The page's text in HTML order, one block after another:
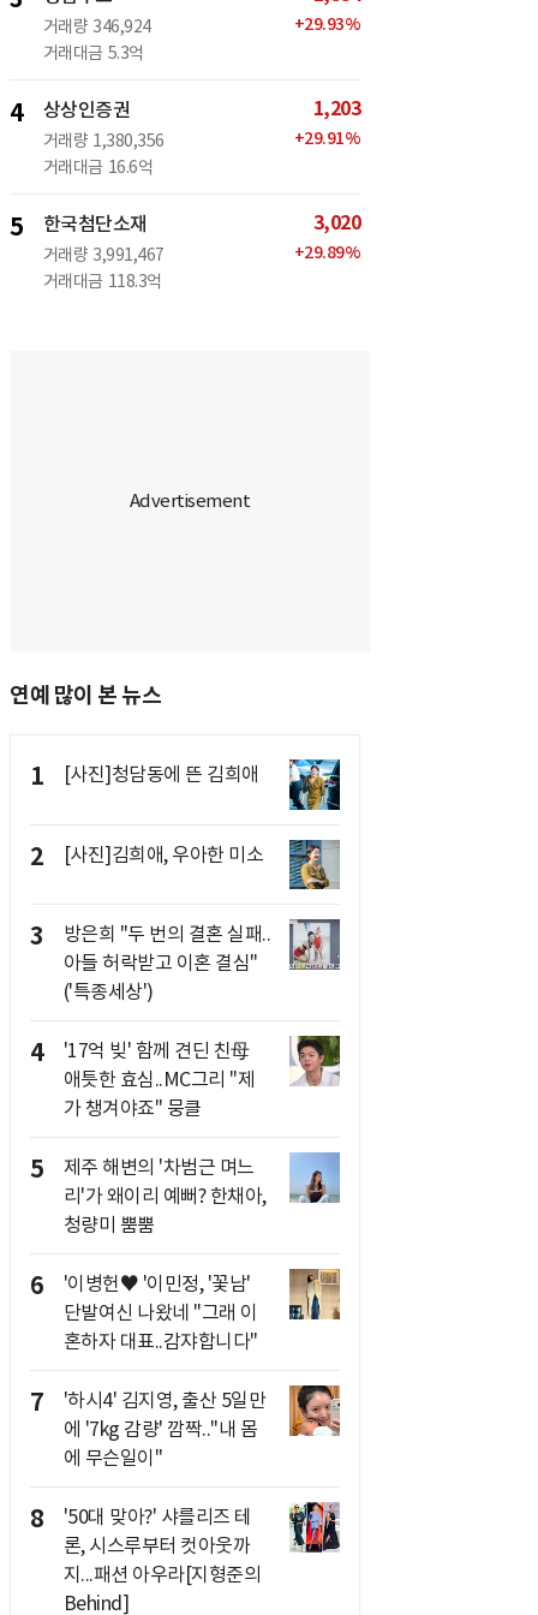
거래량 346,924
거래대금 5.3억
+29.93%
4 상상인증권
거래량 1,380,356
거래대금 16.6억
1,203
+29.91%
5 한국첨단소재
거래량 3,991,467
거래대금 118.3억
3,020
+29.89%
연예 많이 본 뉴스
1 [사진]청담동에 뜬 김희애
2 [사진]김희애, 우아한 미소
3
방은희 "두 번의 결혼 실패..
아들 허락받고 이혼 결심"
('특종세상')
4
'17억 빚' 함께 견딘 친母
애틋한 효심..MC그리 "제
가 챙겨야죠" 뭉클
5
제주 해변의 '차범근 며느
리'가 왜이리 예뻐? 한채아,
청량미 뿜뿜
6
'이병헌♥ '이민정, '꽃남'
단발여신 나왔네 "그래 이
혼하자 대표..감쟈합니다"
7
'하시4' 김지영, 출산 5일만
에 '7kg 감량' 깜짝.."내 몸
에 무슨일이"
8
'50대 맞아?' 샤를리즈 테
론, 시스루부터 컷아웃까
지...패션 아우라[지형준의
Behind]